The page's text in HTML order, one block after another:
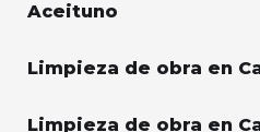
Aceituno
Limpieza de obra en
Limpieza de obra en